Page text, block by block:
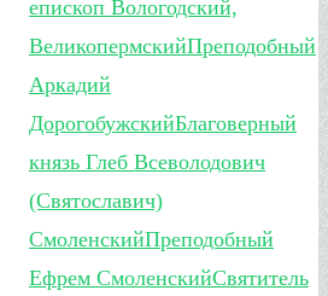
епископ Вологодский,
ВеликопермскийПреподобный
Аркадий
ДорогобужскийБлаговерный
князь Глеб Всеволодович
(Святославич)
СмоленскийПреподобный
Ефрем СмоленскийСвятитель